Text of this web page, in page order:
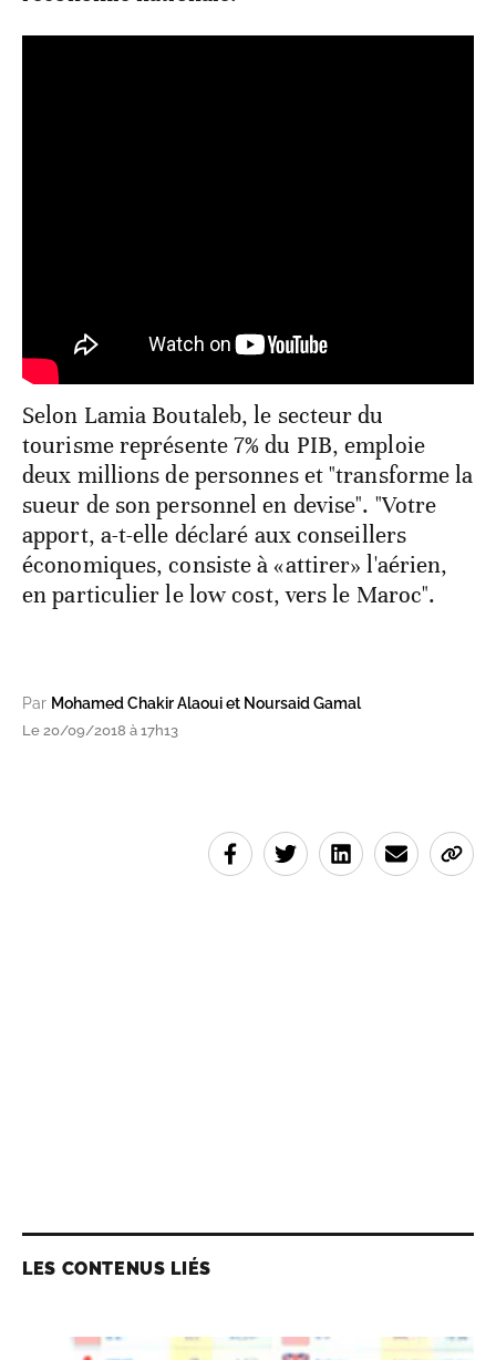
Selon Lamia Boutaleb, le secteur du
tourisme représente 7% du PIB, emploie
deux millions de personnes et "transforme la
sueur de son personnel en devise". "Votre
apport, a-t-elle déclaré aux conseillers
économiques, consiste à «attirer» l'aérien,
en particulier le low cost, vers le Maroc".
Par Mohamed Chakir Alaoui et Noursaid Gamal
Le 20/09/2018 à 17h13
LES CONTENUS LIÉS